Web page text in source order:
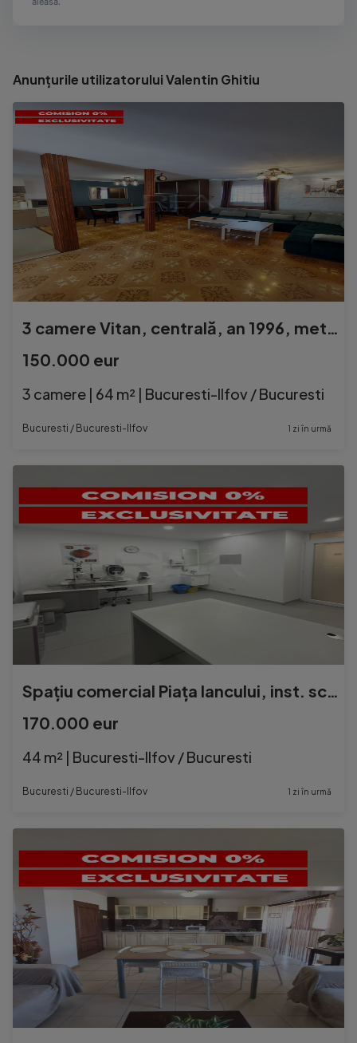
Anunțurile utilizatorului Valentin Ghitiu
3 camere Vitan, centrală, an 1996, metrou
150.000 eur
3 camere | 64 m² | Bucuresti-Ilfov / Bucuresti
Bucuresti / Bucuresti-Ilfov 1 zi în urmă
Spațiu comercial Piața Iancului, inst. schimb., an 1981, m
170.000 eur
44 m² | Bucuresti-Ilfov / Bucuresti
Bucuresti / Bucuresti-Ilfov 1 zi în urmă